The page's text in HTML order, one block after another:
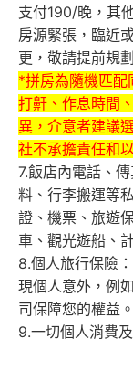
支付190/晚，其
房源緊張，臨近
更，敬請提前規
*拼房為隨機匹配
打鼾、作息時間
異，介意者建議
社不承擔責任和
7.飯店內電話、
料、行李搬運等
證、機票、旅遊
車、觀光遊船、
8.個人旅行保險
現個人意外，例
司保障您的權益。
9.一切個人消費